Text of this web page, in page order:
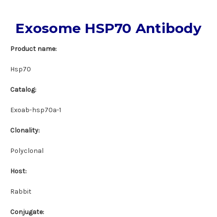
Exosome HSP70 Antibody
Product name:
Hsp70
Catalog:
Exoab-hsp70a-1
Clonality:
Polyclonal
Host:
Rabbit
Conjugate: